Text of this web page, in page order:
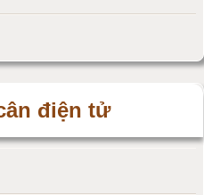
điện tử